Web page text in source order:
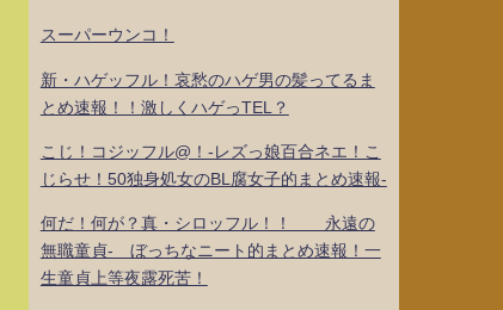
スーパーウンコ！
新・ハゲッフル！哀愁のハゲ男の髪ってるま
とめ速報！！激しくハゲっTEL？
こじ！コジッフル@！-レズっ娘百合ネエ！こ
じらせ！50独身処女のBL腐女子的まとめ速報-
何だ！何が？真・シロッフル！！ 永遠の
無職童貞- ぼっちなニート的まとめ速報！一
生童貞上等夜露死苦！